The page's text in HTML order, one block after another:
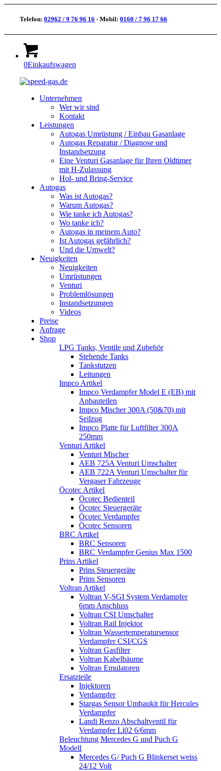
Telefon:02962 / 9 76 96 16 · Mobil:0160 / 7 96 17 66
0Einkaufswagen
Unternehmen
Wer wir sind
Kontakt
Leistungen
Autogas Umrüstung / Einbau Gasanlage
Autogas Reparatur / Diagnose und
Instandsetzung
Eine Venturi Gasanlage für Ihren Oldtimer
mit H-Zulassung
Hol- und Bring-Service
Autogas
Was ist Autogas?
Warum Autogas?
Wie tanke ich Autogas?
Wo tanke ich?
Autogas in meinem Auto?
Ist Autogas gefährlich?
Und die Umwelt?
Neuigkeiten
Neuigkeiten
Umrüstungen
Venturi
Problemlösungen
Instandsetzungen
Videos
Preise
Anfrage
Shop
LPG Tanks, Ventile und Zubehör
Stehende Tanks
Tankstutzen
Leitungen
Impco Artikel
Impco Verdampfer Model E (EB) mit
Anbauteilen
Impco Mischer 300A (50&70) mit
Seilzug
Impco Platte für Luftfilter 300A
250mm
Venturi Artikel
Venturi Mischer
AEB 725A Venturi Umschalter
AEB 722A Venturi Umschalter für
Vergaser Fahrzeuge
Öcotec Artikel
Öcotec Bedienteil
Öcotec Steuergeräte
Öcotec Verdampfer
Öcotec Sensoren
BRC Artikel
BRC Sensoren
BRC Verdampfer Genius Max 1500
Prins Artikel
Prins Steuergeräte
Prins Sensoren
Voltran Artikel
Voltran V-SGI System Verdampfer
6mm Anschluss
Voltran CSI Umschalter
Voltran Rail Injektor
Voltran Wassertemperatursensor
Verdampfer CSI/CGS
Voltran Gasfilter
Voltran Kabelbäume
Voltran Emulatoren
Ersatzteile
Injektoren
Verdampfer
Stargas Sensor Umbaukit für Hercules
Verdampfer
Landi Renzo Abschaltventil für
Verdampfer Li02 6/6mm
Beleuchtung Mercedes G und Puch G
Modell
Mercedes G/ Puch G Blinkerset weiss
24/12 Volt